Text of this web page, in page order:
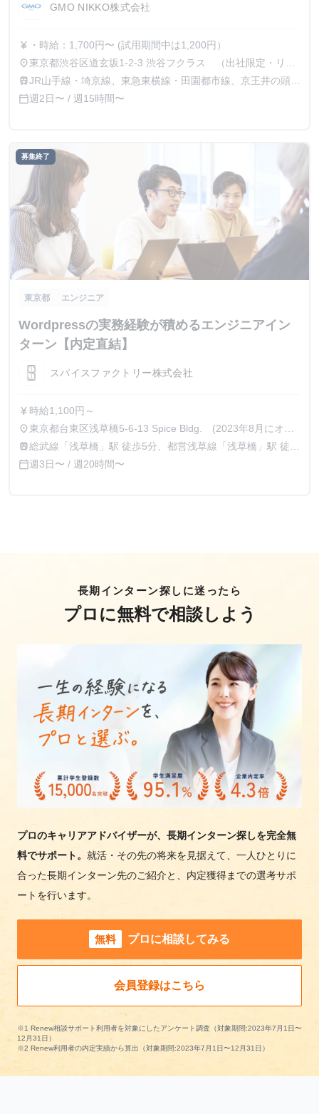
GMO NIKKO株式会社
currency_yen ・時給：1,700円〜 (試用期間中は1,200円）
place東京都渋谷区道玄坂1-2-3 渋谷フクラス （出社限定・リモ
ート不可）
trainJR山手線・埼京線、東急東横線・田園都市線、京王井の頭
線、地下鉄銀座線・半蔵門線の渋谷駅より徒歩1分
calendar_today週2日〜 / 週15時間〜
募集終了
東京都 エンジニア
Wordpressの実務経験が積めるエンジニアイン
ターン【内定直結】
スパイスファクトリー株式会社
currency_yen 時給1,100円～
place東京都台東区浅草橋5-6-13 Spice Bldg. (2023年8月にオフ
ィス移転を予定) ※リモート勤務あり
train総武線「浅草橋」駅 徒歩5分、都営浅草線「浅草橋」駅 徒歩
8分、日比谷線「秋葉原」駅 徒歩9分
calendar_today週3日〜 / 週20時間〜
長期インターン探しに迷ったら
プロに無料で相談しよう
プロのキャリアアドバイザーが、長期インターン探しを完全無
料でサポート。 就活・その先の将来を見据えて、一人ひとりに
合った長期インターン先のご紹介と、内定獲得までの選考サポ
ートを行います。
無料 プロに相談してみる
会員登録はこちら
※1 Renew相談サポート利用者を対象にしたアンケート調査（対象期間:2023年7月1日〜
12月31日）
※2 Renew利用者の内定実績から算出（対象期間:2023年7月1日〜12月31日）